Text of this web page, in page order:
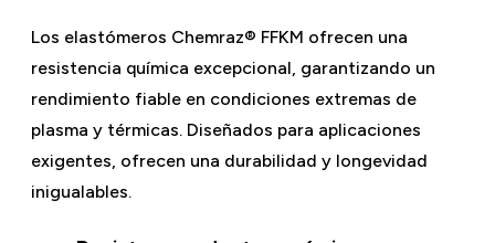
Los elastómeros Chemraz® FFKM ofrecen una
resistencia química excepcional, garantizando un
rendimiento fiable en condiciones extremas de
plasma y térmicas. Diseñados para aplicaciones
exigentes, ofrecen una durabilidad y longevidad
inigualables.